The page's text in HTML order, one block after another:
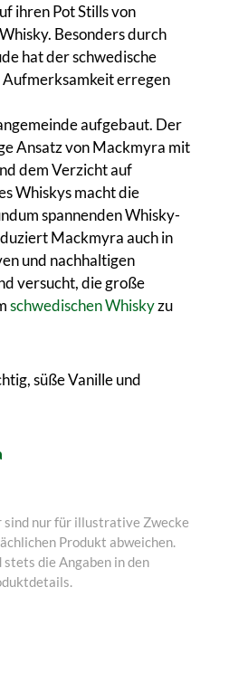
ihren Pot Stills von
Besonders durch
hat der schwedische
erregen
aufgebaut. Der
Ansatz von Mackmyra mit
dem Verzicht auf
Whiskys macht die
spannenden Whisky-
Mackmyra auch in
und nachhaltigen
versucht, die große
schwedischen Whiskyzu
süße Vanille und
sind nur für illustrative Zwecke
Produkt abweichen.
die Angaben in den